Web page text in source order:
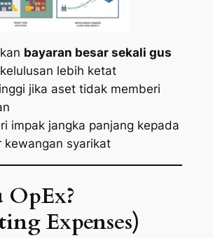
bayaran besar sekali gus
lebih ketat
jika aset tidak memberi
impak jangka panjang kepada
kewangan syarikat
Expenses)